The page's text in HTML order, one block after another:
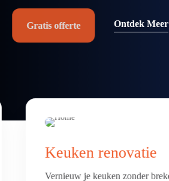
Gratis offerte Ontdek Meer
Badkamer & toilet
renovatie